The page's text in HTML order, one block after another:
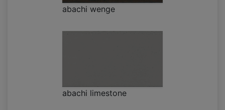
abachi wenge
abachi limestone